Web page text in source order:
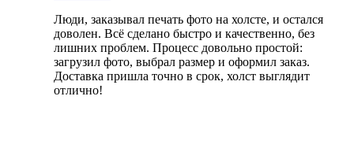
Люди, заказывал печать фото на холсте, и остался
доволен. Всё сделано быстро и качественно, без
лишних проблем. Процесс довольно простой:
загрузил фото, выбрал размер и оформил заказ.
Доставка пришла точно в срок, холст выглядит
отлично!